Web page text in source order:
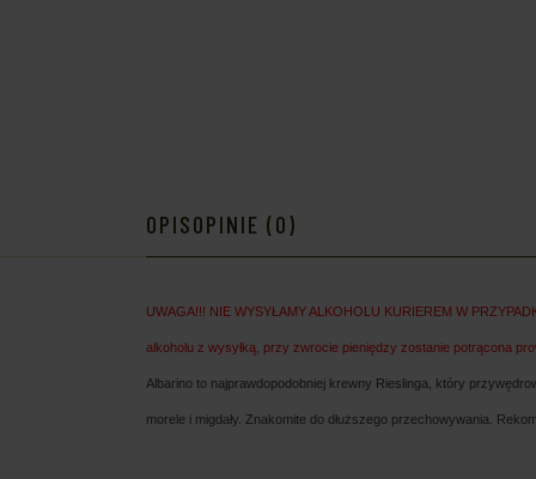
OPISOPINIE (0)
UWAGA!!! NIE WYSYŁAMY ALKOHOLU KURIEREM W
alkoholu z wysyłką, przy zwrocie pieniędzy zostanie potrącona
Albarino to najprawdopodobniej krewny Rieslinga, który
morele i migdały. Znakomite do dłuższego przechowywania.